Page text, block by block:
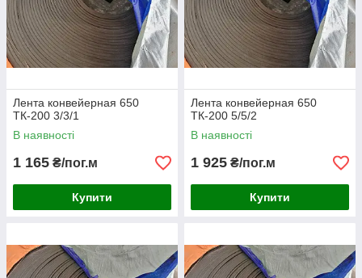
Лента конвейерная 650
ТК-200 3/3/1
В наявності
1 165 ₴/пог.м
Купити
Лента конвейерная 650
ТК-200 5/5/2
В наявності
1 925 ₴/пог.м
Купити